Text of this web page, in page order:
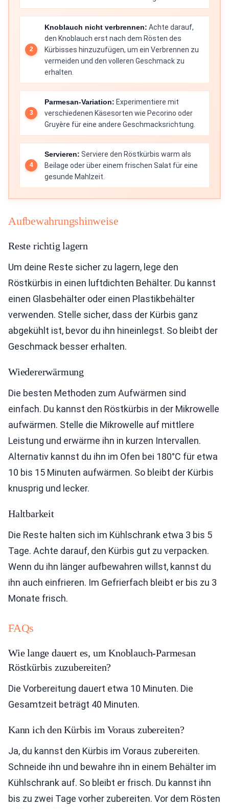
Knoblauch nicht verbrennen: Achte darauf,
den Knoblauch erst nach dem Rösten des
Kürbisses hinzuzufügen, um ein Verbrennen zu
vermeiden und den volleren Geschmack zu
erhalten.
Parmesan-Variation: Experimentiere mit
verschiedenen Käsesorten wie Pecorino oder
Gruyère für eine andere Geschmacksrichtung.
Servieren: Serviere den Röstkürbis warm als
Beilage oder über einem frischen Salat für eine
gesunde Mahlzeit.
Aufbewahrungshinweise
Reste richtig lagern
Um deine Reste sicher zu lagern, lege den
Röstkürbis in einen luftdichten Behälter. Du kannst
einen Glasbehälter oder einen Plastikbehälter
verwenden. Stelle sicher, dass der Kürbis ganz
abgekühlt ist, bevor du ihn hineinlegst. So bleibt der
Geschmack besser erhalten.
Wiedererwärmung
Die besten Methoden zum Aufwärmen sind
einfach. Du kannst den Röstkürbis in der Mikrowelle
aufwärmen. Stelle die Mikrowelle auf mittlere
Leistung und erwärme ihn in kurzen Intervallen.
Alternativ kannst du ihn im Ofen bei 180°C für etwa
10 bis 15 Minuten aufwärmen. So bleibt der Kürbis
knusprig und lecker.
Haltbarkeit
Die Reste halten sich im Kühlschrank etwa 3 bis 5
Tage. Achte darauf, den Kürbis gut zu verpacken.
Wenn du ihn länger aufbewahren willst, kannst du
ihn auch einfrieren. Im Gefrierfach bleibt er bis zu 3
Monate frisch.
FAQs
Wie lange dauert es, um Knoblauch-Parmesan
Röstkürbis zuzubereiten?
Die Vorbereitung dauert etwa 10 Minuten. Die
Gesamtzeit beträgt 40 Minuten.
Kann ich den Kürbis im Voraus zubereiten?
Ja, du kannst den Kürbis im Voraus zubereiten.
Schneide ihn und bewahre ihn in einem Behälter im
Kühlschrank auf. So bleibt er frisch. Du kannst ihn
bis zu zwei Tage vorher zubereiten. Vor dem Rösten